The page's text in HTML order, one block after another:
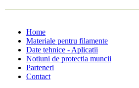
Home
Materiale pentru filamente
Date tehnice - Aplicatii
Notiuni de protectia muncii
Parteneri
Contact